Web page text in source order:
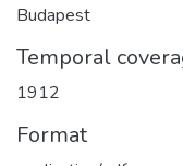
Budapest
Temporal
1912
Format